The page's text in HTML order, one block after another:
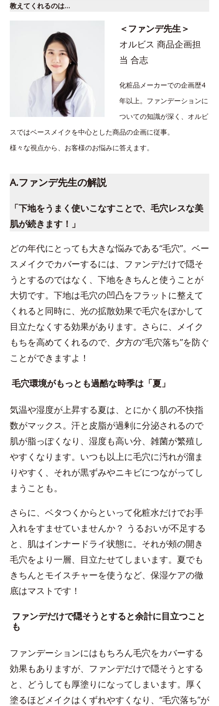
教えてくれるのは…
＜ファンデ先生＞
オルビス 商品企画担
当 合志
化粧品メーカーでの企画歴4
年以上。ファンデーションに
ついての知識が深く、オルビ
スではベースメイクを中心とした商品の企画に従事。
様々な視点から、お客様のお悩みに答えます。
A.ファンデ先生の解説
「下地をうまく使いこなすことで、毛穴レスな美
肌が続きます！」
どの年代にとっても大きな悩みである“毛穴”。ベー
スメイクでカバーするには、ファンデだけで隠そ
うとするのではなく、下地をきちんと使うことが
大切です。下地は毛穴の凹凸をフラットに整えて
くれると同時に、光の拡散効果で毛穴をぼかして
目立たなくする効果があります。さらに、メイク
もちを高めてくれるので、夕方の“毛穴落ち”を防ぐ
ことができますよ！
毛穴環境がもっとも過酷な時季は「夏」
気温や湿度が上昇する夏は、とにかく肌の不快指
数がマックス。汗と皮脂が過剰に分泌されるので
肌が脂っぽくなり、湿度も高い分、雑菌が繁殖し
やすくなります。いつも以上に毛穴に汚れが溜ま
りやすく、それが黒ずみやニキビにつながってし
まうことも。
さらに、ベタつくからといって化粧水だけでお手
入れをすませていませんか？ うるおいが不足する
と、肌はインナードライ状態に。それが頰の開き
毛穴をより一層、目立たせてしまいます。夏でも
きちんとモイスチャーを使うなど、保湿ケアの徹
底はマストです！
ファンデだけで隠そうとすると余計に目立つこと
も
ファンデーションにはもちろん毛穴をカバーする
効果もありますが、ファンデだけで隠そうとする
と、どうしても厚塗りになってしまいます。厚く
塗るほどメイクはくずれやすくなり、“毛穴落ち”が